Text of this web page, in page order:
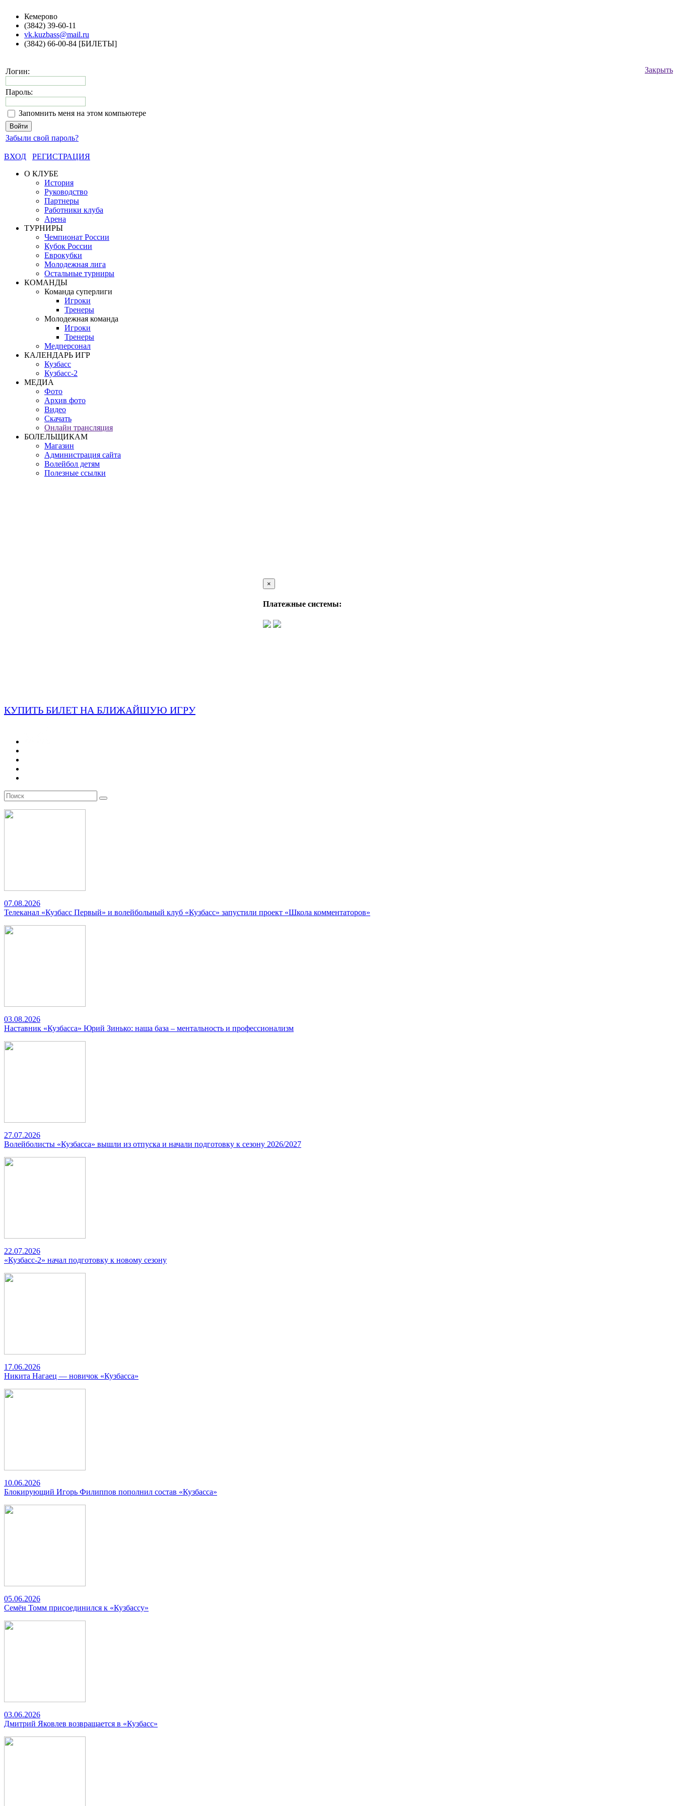
Кемерово
(3842) 39-60-11
vk.kuzbass@mail.ru
(3842) 66-00-84 [БИЛЕТЫ]
Закрыть
Логин:
Пароль:
Запомнить меня на этом компьютере
Забыли свой пароль?
ВХОД
РЕГИСТРАЦИЯ
О КЛУБЕ
История
Руководство
Партнеры
Работники клуба
Арена
ТУРНИРЫ
Чемпионат России
Кубок России
Еврокубки
Молодежная лига
Остальные турниры
КОМАНДЫ
Команда суперлиги
Игроки
Тренеры
Молодежная команда
Игроки
Тренеры
Медперсонал
КАЛЕНДАРЬ ИГР
Кузбасс
Кузбасс-2
МЕДИА
Фото
Архив фото
Видео
Скачать
Онлайн трансляция
БОЛЕЛЬЩИКАМ
Магазин
Администрация сайта
Волейбол детям
Полезные ссылки
×
Платежные системы:
КУПИТЬ БИЛЕТ НА БЛИЖАЙШУЮ ИГРУ
07.08.2026
Телеканал «Кузбасс Первый» и волейбольный клуб «Кузбасс» запустили проект «Школа комментаторов»
03.08.2026
Наставник «Кузбасса» Юрий Зинько: наша база – ментальность и профессионализм
27.07.2026
Волейболисты «Кузбасса» вышли из отпуска и начали подготовку к сезону 2026/2027
22.07.2026
«Кузбасс-2» начал подготовку к новому сезону
17.06.2026
Никита Нагаец — новичок «Кузбасса»
10.06.2026
Блокирующий Игорь Филиппов пополнил состав «Кузбасса»
05.06.2026
Семён Томм присоединился к «Кузбассу»
03.06.2026
Дмитрий Яковлев возвращается в «Кузбасс»